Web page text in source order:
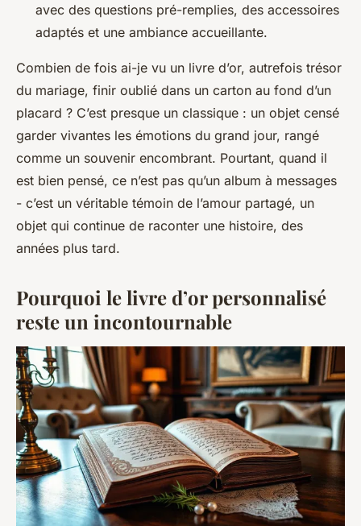
avec des questions pré-remplies, des accessoires
adaptés et une ambiance accueillante.
Combien de fois ai-je vu un livre d’or, autrefois trésor
du mariage, finir oublié dans un carton au fond d’un
placard ? C’est presque un classique : un objet censé
garder vivantes les émotions du grand jour, rangé
comme un souvenir encombrant. Pourtant, quand il
est bien pensé, ce n’est pas qu’un album à messages
- c’est un véritable témoin de l’amour partagé, un
objet qui continue de raconter une histoire, des
années plus tard.
Pourquoi le livre d’or personnalisé
reste un incontournable